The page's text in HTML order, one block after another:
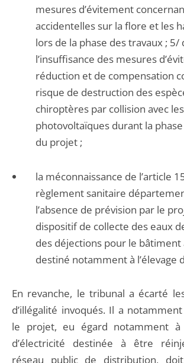
mesures d’évitement
accidentelles sur la flore et les
lors de la phase des travaux ; 5/
l’insuffisance des mesures
réduction et de compensation
risque de destruction des
chiroptères par collision avec
photovoltaïques durant la
du projet ;
la méconnaissance de l’article
règlement sanitaire
l’absence de prévision par le
dispositif de collecte des eaux
des déjections pour le bâtiment
destiné notamment à l’élevage
En revanche, le tribunal a écarté
d’illégalité invoqués. Il a
le projet, eu égard notamment à
d’électricité destinée à être
réseau public de distribution,